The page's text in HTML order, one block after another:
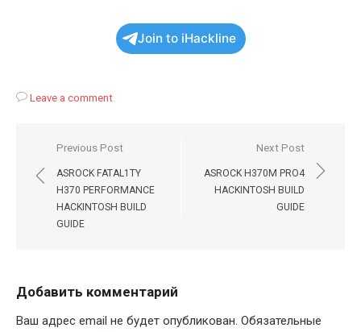
Join to iHackline
Leave a comment
Навигация
по
записям
Previous Post
ASROCK FATAL1TY
H370 PERFORMANCE
HACKINTOSH BUILD
GUIDE
Next Post
ASROCK H370M PRO4
HACKINTOSH BUILD
GUIDE
Добавить комментарий
Ваш адрес email не будет опубликован. Обязательные